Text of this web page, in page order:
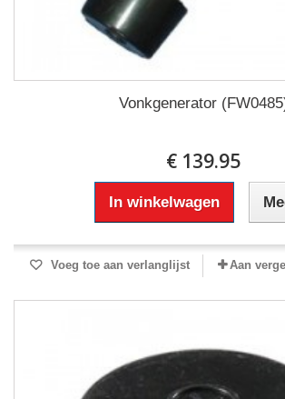
Vonkgenerator
€ 139.95
In winkelwagen
Voeg toe aan verlanglijst Aan